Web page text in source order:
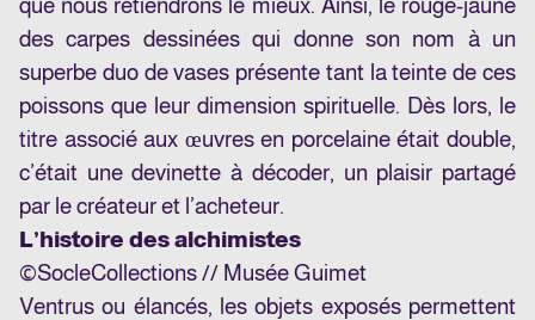
des carpes dessinées qui donne son nom à un
superbe duo de vases présente tant la teinte de ces
poissons que leur dimension spirituelle. Dès lors, le
titre associé aux œuvres en porcelaine était double,
c’était une devinette à décoder, un plaisir partagé
par le créateur et l’acheteur.
L’histoire des alchimistes
©SocleCollections // Musée Guimet
Ventrus ou élancés, les objets exposés permettent